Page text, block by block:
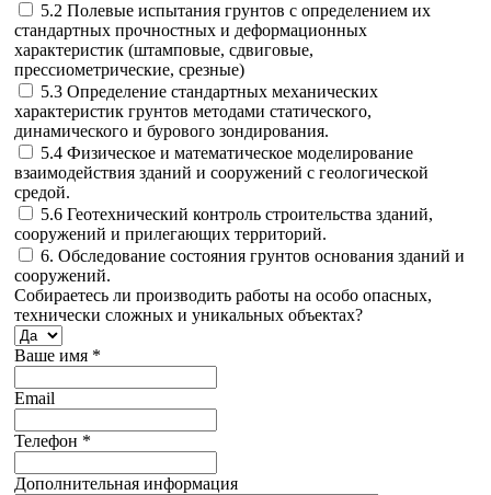
5.2 Полевые испытания грунтов с определением их
стандартных прочностных и деформационных
характеристик (штамповые, сдвиговые,
прессиометрические, срезные)
5.3 Определение стандартных механических
характеристик грунтов методами статического,
динамического и бурового зондирования.
5.4 Физическое и математическое моделирование
взаимодействия зданий и сооружений с геологической
средой.
5.6 Геотехнический контроль строительства зданий,
сооружений и прилегающих территорий.
6. Обследование состояния грунтов основания зданий и
сооружений.
Собираетесь ли производить работы на особо опасных,
технически сложных и уникальных объектах?
Ваше имя *
Email
Телефон *
Дополнительная информация